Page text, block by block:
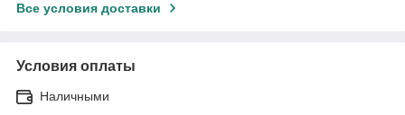
Все условия доставки
Условия оплаты
Наличными